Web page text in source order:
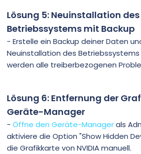
Lösung 5: Neuinstallation des
Betriebssystems mit Backup
- Erstelle ein Backup deiner Daten
Neuinstallation des Betriebssystems
werden alle treiberbezogenen
Lösung 6: Entfernung der
Geräte-Manager
- Öffne den Geräte-Managerals
aktiviere die Option "Show Hidden
die Grafikkarte von NVIDIA manuell.